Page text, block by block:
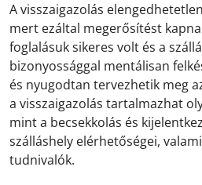
A visszaigazolás
mert ezáltal megerősítést
foglalásuk sikeres volt és a
bizonyossággal mentálisan
és nyugodtan tervezhetik meg
a visszaigazolás tartalmazhat
mint a becsekkolás és
szálláshely elérhetőségei,
tudnivalók.